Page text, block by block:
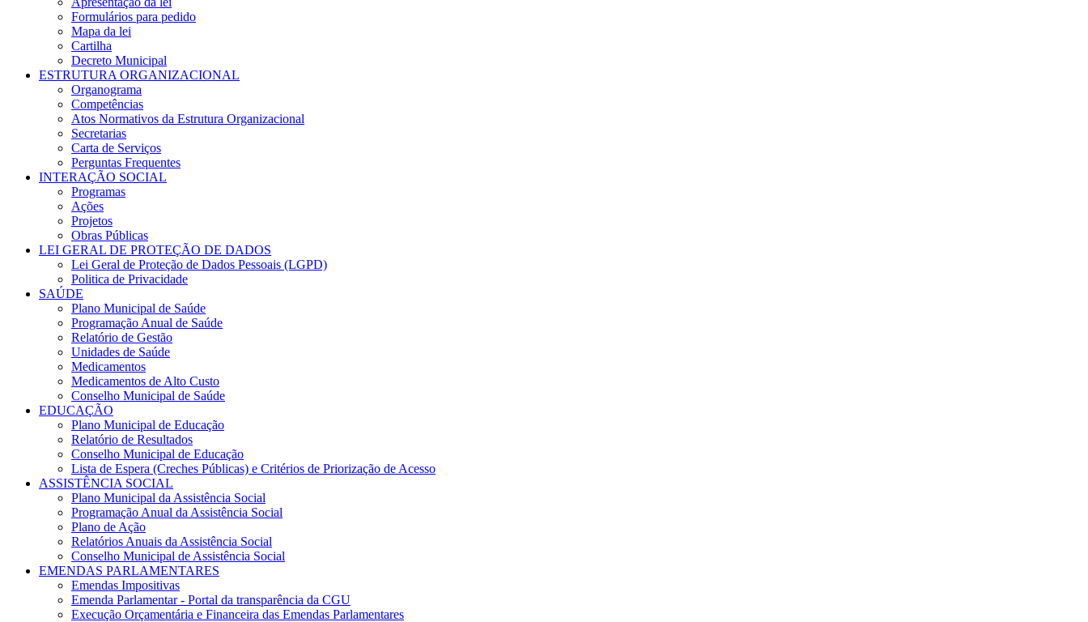
Formulários para pedido
Mapa da lei
Cartilha
Decreto Municipal
ESTRUTURA ORGANIZACIONAL
Organograma
Competências
Atos Normativos da Estrutura Organizacional
Secretarias
Carta de Serviços
Perguntas Frequentes
INTERAÇÃO SOCIAL
Programas
Ações
Projetos
Obras Públicas
LEI GERAL DE PROTEÇÃO DE DADOS
Lei Geral de Proteção de Dados Pessoais (LGPD)
Politica de Privacidade
SAÚDE
Plano Municipal de Saúde
Programação Anual de Saúde
Relatório de Gestão
Unidades de Saúde
Medicamentos
Medicamentos de Alto Custo
Conselho Municipal de Saúde
EDUCAÇÃO
Plano Municipal de Educação
Relatório de Resultados
Conselho Municipal de Educação
Lista de Espera (Creches Públicas) e Critérios de Priorização de Acesso
ASSISTÊNCIA SOCIAL
Plano Municipal da Assistência Social
Programação Anual da Assistência Social
Plano de Ação
Relatórios Anuais da Assistência Social
Conselho Municipal de Assistência Social
EMENDAS PARLAMENTARES
Emendas Impositivas
Emenda Parlamentar - Portal da transparência da CGU
Execução Orçamentária e Financeira das Emendas Parlamentares